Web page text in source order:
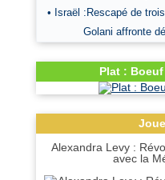
• Israël :Rescapé de
Golani affronte
Plat :
Alexandra Levy :
avec la